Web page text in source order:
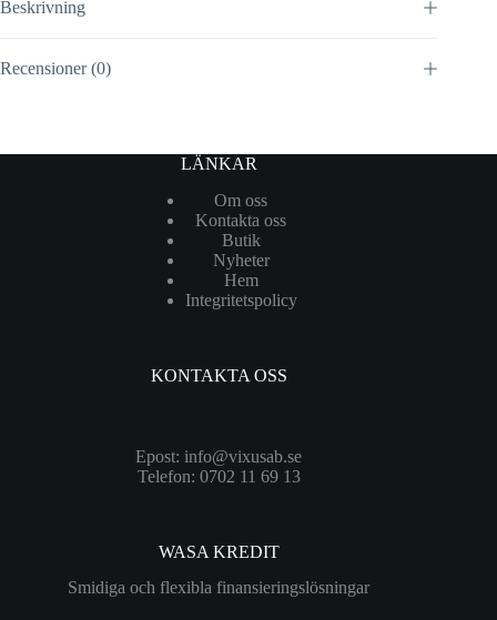
Beskrivning
Recensioner (0)
LÄNKAR
Om oss
Kontakta oss
Butik
Nyheter
Hem
Integritetspolicy
KONTAKTA OSS
Epost: info@vixusab.se
Telefon: 0702 11 69 13
WASA KREDIT
Smidiga och flexibla finansieringslösningar